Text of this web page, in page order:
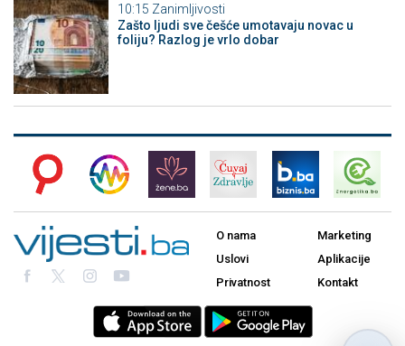
10:15 Zanimljivosti
Zašto ljudi sve češće umotavaju novac u
foliju? Razlog je vrlo dobar
O nama
Uslovi
Privatnost
Marketing
Aplikacije
Kontakt